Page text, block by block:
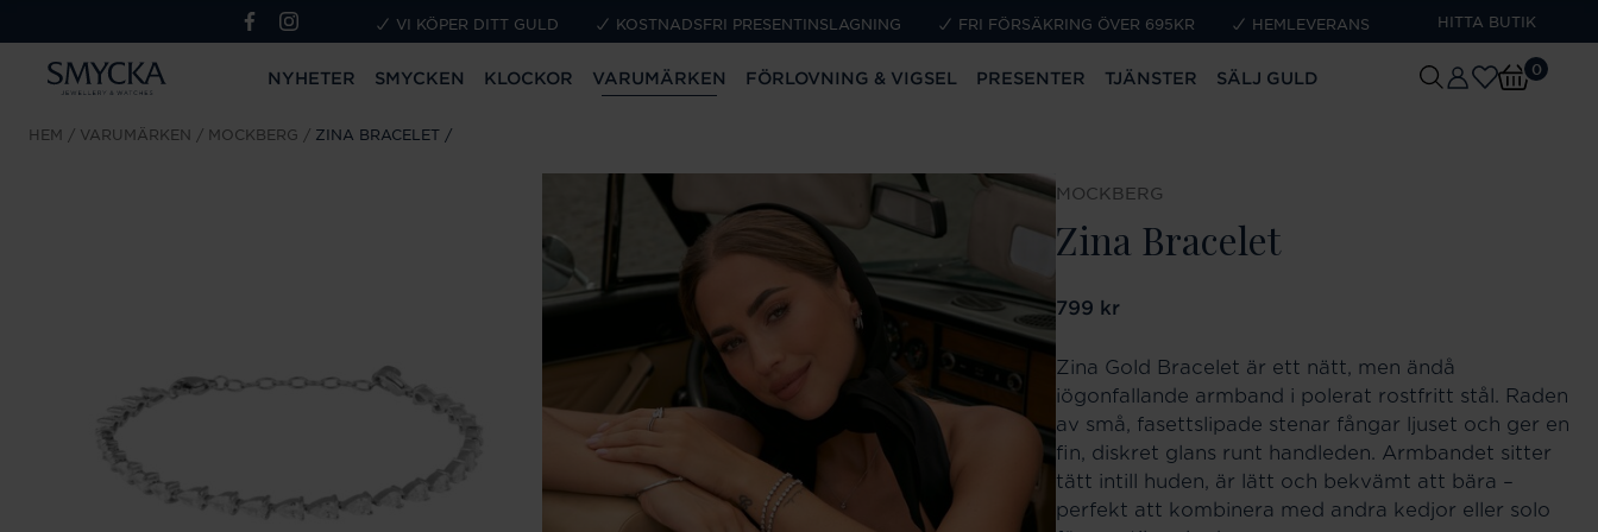
VI KÖPER DITT GULD KOSTNADSFRI PRESENTINSLAGNING FRI FÖRSÄKRING ÖVER 695KR HEMLEVERANS HITTA BUTIK
NYHETER SMYCKEN KLOCKOR VARUMÄRKEN FÖRLOVNING & VIGSEL PRESENTER TJÄNSTER SÄLJ GULD 0
HEM VARUMÄRKEN MOCKBERG ZINA BRACELET
MOCKBERG
Zina Bracelet
Pris :799 kr
799 kr
Zina Gold Bracelet är ett nätt, men ändå
iögonfallande armband i polerat rostfritt stål. Raden
av små, fasettslipade stenar fångar ljuset och ger en
fin, diskret glans runt handleden. Armbandet sitter
tätt intill huden, är lätt och bekvämt att bära –
perfekt att kombinera med andra kedjor eller solo